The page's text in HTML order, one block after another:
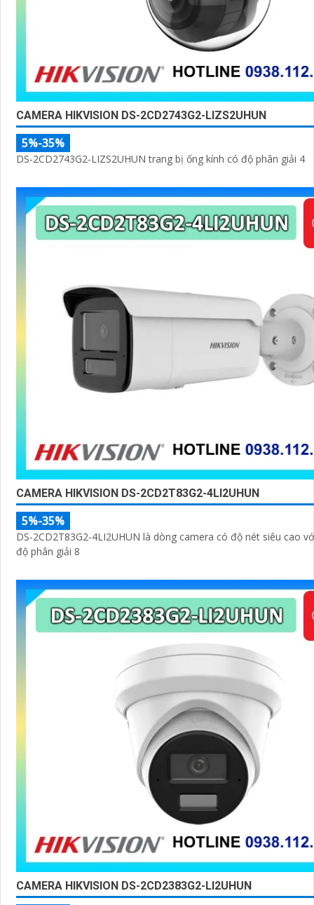
CAMERA HIKVISION DS-2CD2743G2-LIZS2UHUN
5%-35%
DS-2CD2743G2-LIZS2UHUN trang bị ống kính có độ phân giải 4
CAMERA HIKVISION DS-2CD2T83G2-4LI2UHUN
5%-35%
DS-2CD2T83G2-4LI2UHUN là dòng camera có độ nét siêu cao
độ phân giải 8
CAMERA HIKVISION DS-2CD2383G2-LI2UHUN